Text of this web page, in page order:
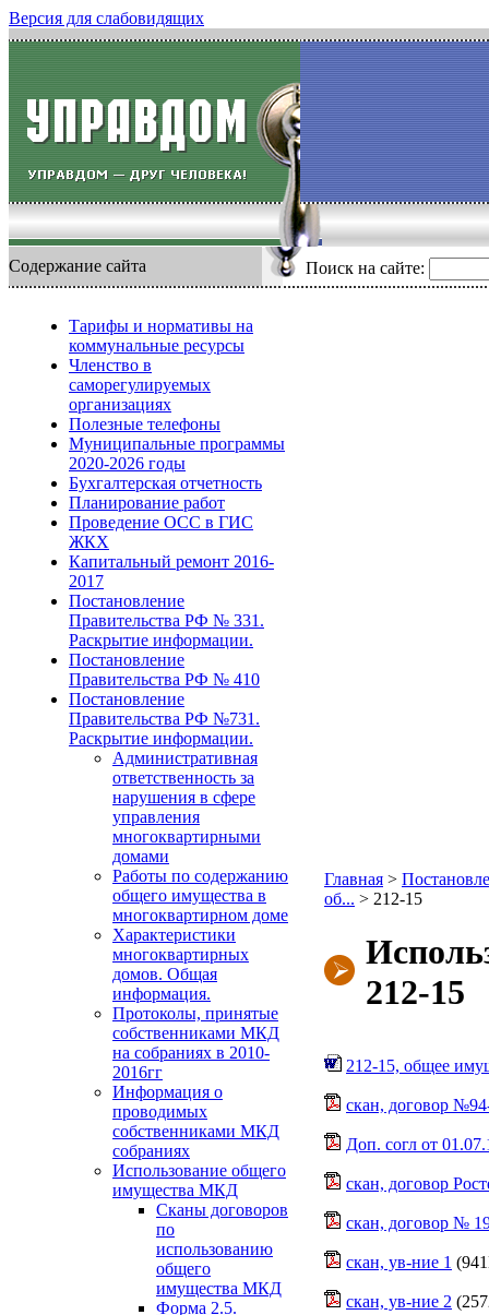
Версия для слабовидящих
Содержание сайта Поиск на сайте:
Тарифы и нормативы на
коммунальные ресурсы
Членство в
саморегулируемых
организациях
Полезные телефоны
Муниципальные программы
2020-2026 годы
Бухгалтерская отчетность
Планирование работ
Проведение ОСС в ГИС
ЖКХ
Капитальный ремонт 2016-
2017
Постановление
Правительства РФ № 331.
Раскрытие информации.
Постановление
Правительства РФ № 410
Постановление
Правительства РФ №731.
Раскрытие информации.
Административная
ответственность за
нарушения в сфере
управления
многоквартирными
домами
Работы по содержанию
общего имущества в
многоквартирном доме
Характеристики
многоквартирных
домов. Общая
информация.
Протоколы, принятые
собственниками МКД
на собраниях в 2010-
2016гг
Информация о
проводимых
собственниками МКД
собраниях
Использование общего
имущества МКД
Сканы договоров
по
использованию
общего
имущества МКД
Форма 2.5.
Главная >
об... > 212-15
212-15
212-15, общее
скан, договор
Доп. согл от
скан, договор
скан, договор №
скан, ув-ние 1
скан, ув-ние 2